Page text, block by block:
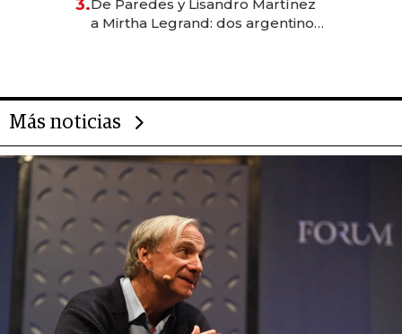
las marcas "fast premium"
3. De Paredes y Lisandro Martínez
a Mirtha Legrand: dos argentinos
Más noticias